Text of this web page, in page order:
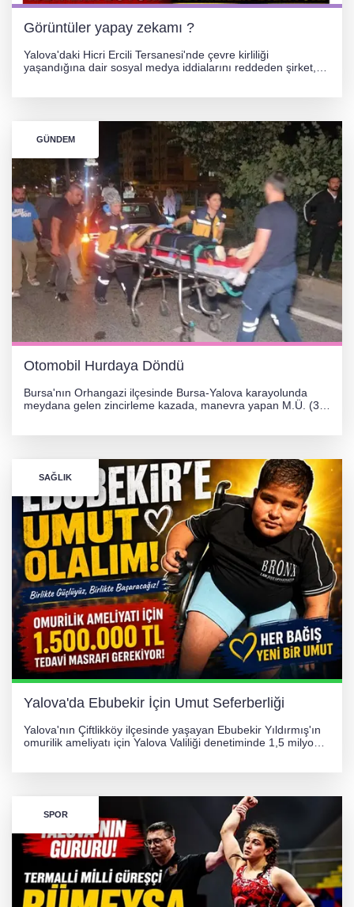
Görüntüler yapay zekamı ?
Yalova'daki Hicri Ercili Tersanesi'nde çevre kirliliği
yaşandığına dair sosyal medya iddialarını reddeden şirket,
GÜNDEM
Otomobil Hurdaya Döndü
Bursa'nın Orhangazi ilçesinde Bursa-Yalova karayolunda
meydana gelen zincirleme kazada, manevra yapan M.Ü. (35)
SAĞLIK
Yalova'da Ebubekir İçin Umut Seferberliği
Yalova'nın Çiftlikköy ilçesinde yaşayan Ebubekir Yıldırmış'ın
omurilik ameliyatı için Yalova Valiliği denetiminde 1,5 milyon
SPOR